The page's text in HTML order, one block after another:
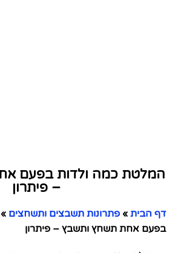
המלטת כמה ולדות בפעם
– פיתרון
דף הבית » פתרונות תשבצים ותשחצים »
בפעם אחת תשחץ ותשבץ – פיתרון